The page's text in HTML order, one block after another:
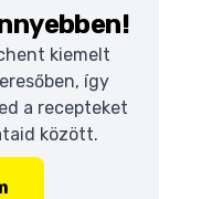
kiemelt
így
a recepteket
között.